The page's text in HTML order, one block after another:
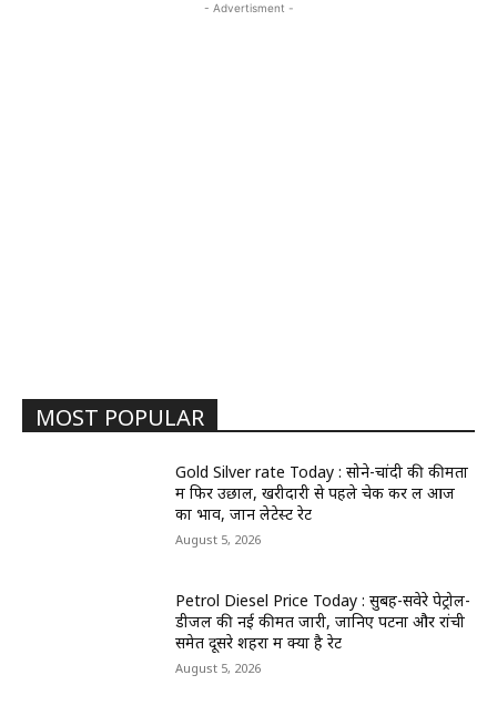
- Advertisment -
MOST POPULAR
Gold Silver rate Today : सोने-चांदी की कीमतों
में फिर उछाल, खरीदारी से पहले चेक कर लें आज
का भाव, जानें लेटेस्ट रेट
August 5, 2026
Petrol Diesel Price Today : सुबह-सवेरे पेट्रोल-
डीजल की नई कीमतें जारी, जानिए पटना और रांची
समेत दूसरे शहरों में क्या है रेट
August 5, 2026